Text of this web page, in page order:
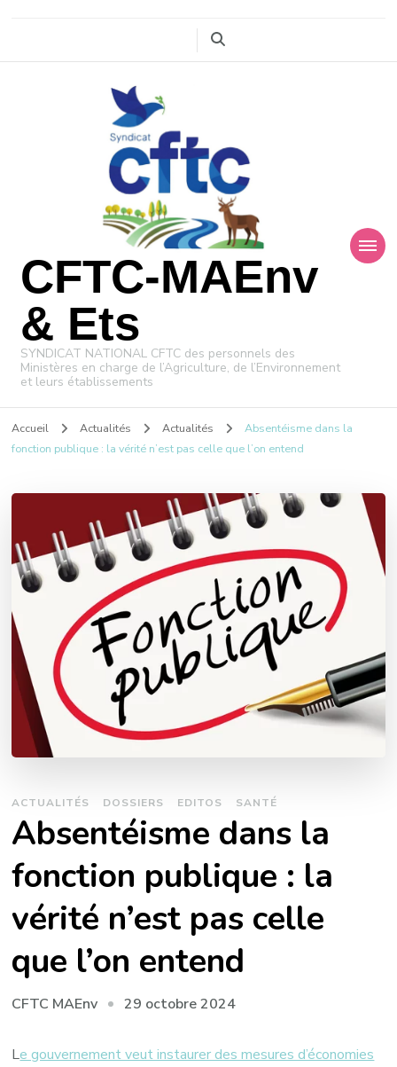
CFTC-MAEnv
& Ets
SYNDICAT NATIONAL CFTC des personnels des
Ministères en charge de l’Agriculture, de l’Environnement
et leurs établissements
Accueil Actualités Actualités
Absentéisme dans la
fonction publique : la vérité n’est pas celle que l’on entend
ACTUALITÉS DOSSIERS EDITOS SANTÉ
Absentéisme dans la
fonction publique : la
vérité n’est pas celle
que l’on entend
CFTC MAEnv 29 octobre 2024
Le gouvernement veut instaurer des mesures d’économies